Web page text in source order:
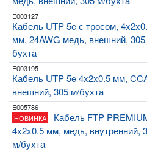
E003127
Кабель UTP 5e с тросом,
мм, 24AWG медь, внешний,
бухта
E003195
Кабель UTP 5e 4x2x0.5 мм,
внешний, 305 м/бухта
E005786
НОВИНКА
Кабель FTP
4x2x0.5 мм, медь, внутренний,
м/бухта